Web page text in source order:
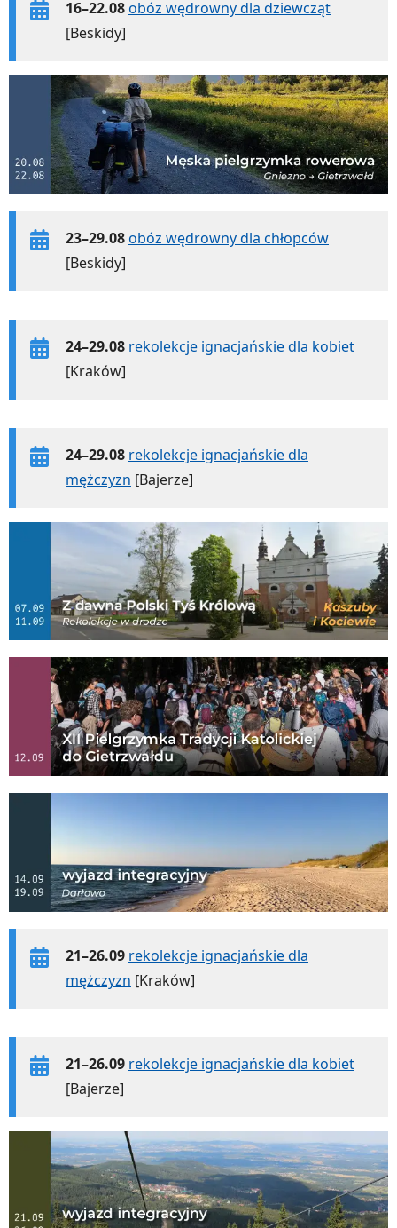
16–22.08obóz wędrowny dla dziewcząt
[Beskidy]
23–29.08obóz wędrowny dla chłopców
[Beskidy]
24–29.08 rekolekcje ignacjańskie dla kobiet
[Kraków]
24–29.08 rekolekcje ignacjańskie dla
mężczyzn [Bajerze]
21–26.09 rekolekcje ignacjańskie dla
mężczyzn [Kraków]
21–26.09 rekolekcje ignacjańskie dla kobiet
[Bajerze]